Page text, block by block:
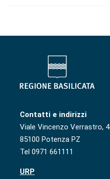
Contatti e indirizzi
Viale Vincenzo Verrastro, 4
85100 Potenza PZ
Tel 0971 661111
URP